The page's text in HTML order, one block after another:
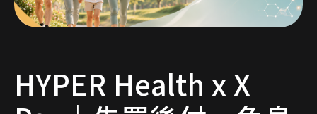
HYPER Health x X